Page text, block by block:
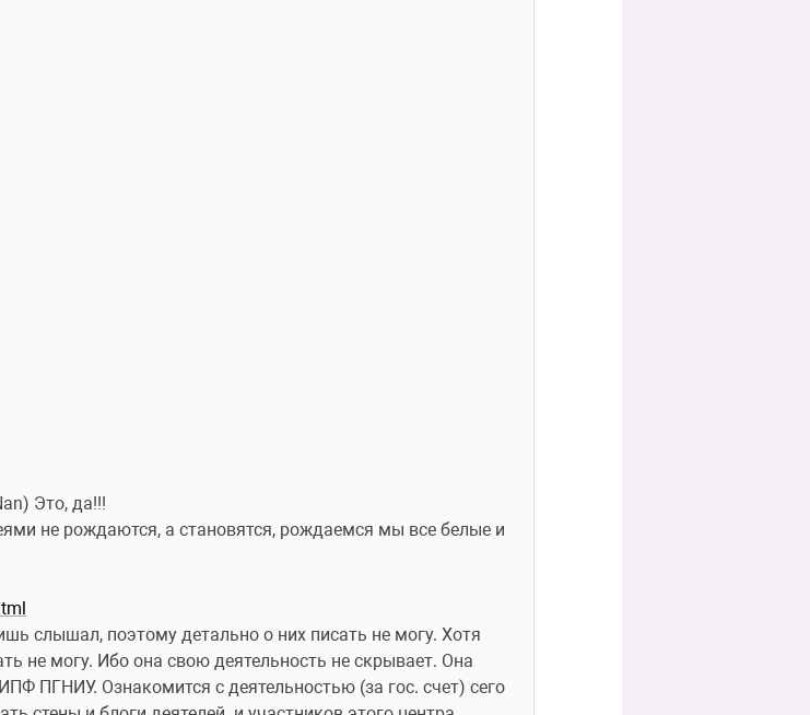
Это, да!!!
не рождаются, а становятся, рождаемся мы все белые и
слышал, поэтому детально о них писать не могу. Хотя
не могу. Ибо она свою деятельность не скрывает. Она
ПГНИУ. Ознакомится с деятельностью (за гос. счет) сего